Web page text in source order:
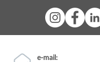
e-mail: